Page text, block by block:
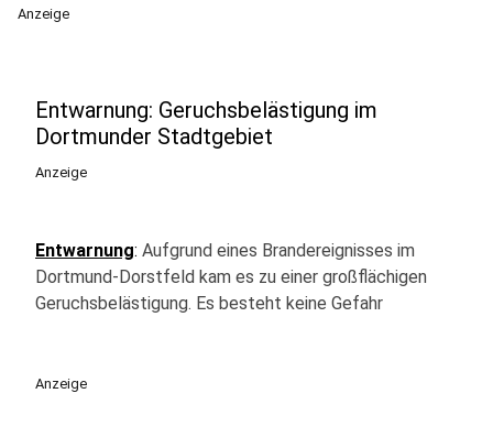
Anzeige
Entwarnung: Geruchsbelästigung im
Dortmunder Stadtgebiet
Anzeige
Entwarnung: Aufgrund eines Brandereignisses im
Dortmund-Dorstfeld kam es zu einer großflächigen
Geruchsbelästigung. Es besteht keine Gefahr
Anzeige